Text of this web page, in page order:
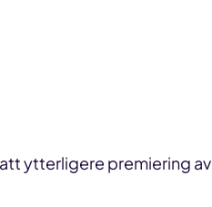
ytterligere premiering